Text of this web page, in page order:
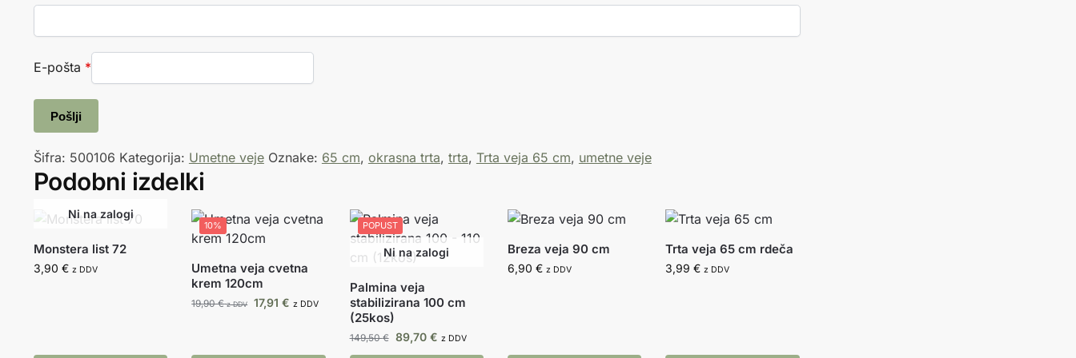
E-pošta *
Šifra: 500106 Kategorija: Umetne veje Oznake: 65 cm, okrasna trta, trta, Trta veja 65 cm, umetne veje
Podobni izdelki
Monstera list 72
3,90 € z DDV
10%
Umetna veja cvetna
krem 120cm
19,90€ z DDV 17,91€ z DDV
POPUST
Palmina veja
stabilizirana 100 cm
(25kos)
149,50€ 89,70 € z DDV
Breza veja 90 cm
6,90 € z DDV
Trta veja 65 cm rdeča
3,99€ z DDV